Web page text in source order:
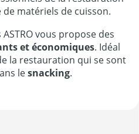
matériels de cuisson.
vous propose des
et économiques. Idéal
la restauration qui se sont
lesnacking.